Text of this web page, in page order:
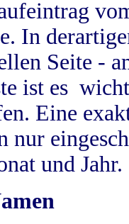
In
Seite -
ist es
Eine
nur
und Jahr.